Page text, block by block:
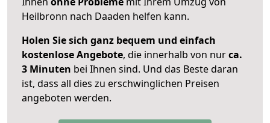
Heilbronn nach Daaden helfen kann.
Holen Sie sich ganz bequem und einfach
kostenlose Angebote, die innerhalb von nurca.
3 Minuten bei Ihnen sind. Und das Beste daran
ist, dass all dies zu erschwinglichen Preisen
angeboten werden.